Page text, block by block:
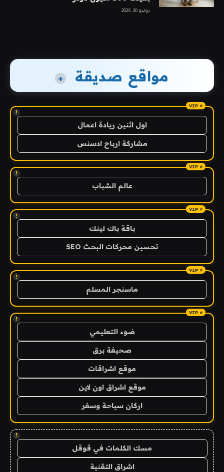
يوليو 30, 2026
مواقع صديقة +
!
اول اثنين ريادة اعمال
مشاركة ارباح ادسنس
!
عالم الشباب
!
باقة باك لينك
تحسين محركات البحث SEO
!
ماسنجر المسلم
!
ضوء التعليمي
صحيفة برق
موقع اشراقات
موقع اشراق اون لاين
اركان سياحة وسفر
!
مسك الكلمات في قوقل
اشراق التقنية